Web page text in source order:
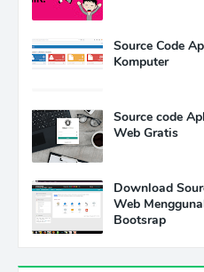
Source Code
Komputer
Source code
Web Gratis
Download
Web
Bootsrap